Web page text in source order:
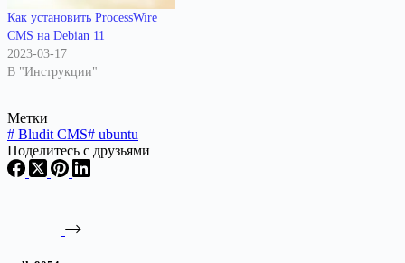
Как установить ProcessWire
CMS на Debian 11
2023-03-17
В "Инструкции"
Метки
# Bludit CMS# ubuntu
Поделитесь с друзьями